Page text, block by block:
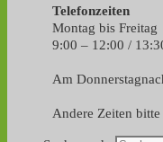
Telefonzeiten
Montag bis Freitag
9:00 – 12:00 /
Am
Andere Zeiten